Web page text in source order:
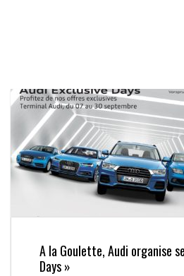
A la Goulette, Audi organise
Days »